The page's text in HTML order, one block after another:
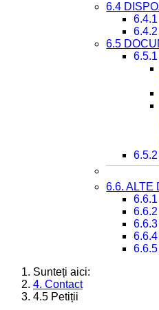
6.4
6.5
6.6. ALTE
Sunteți aici:
4. Contact
4.5 Petiții